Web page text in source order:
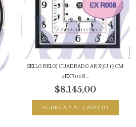
SELLO RELOJ CUADRADO AR X3U 15CM
#EXR008...
$8.145,00